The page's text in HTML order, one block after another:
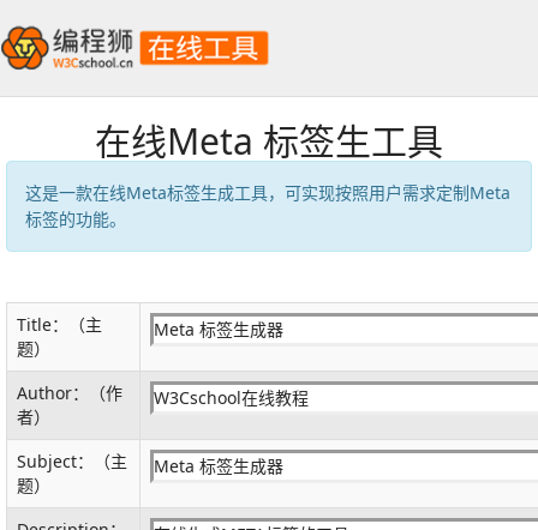
在线Meta 标签生工具
这是一款在线Meta标签生成工具，可实现按照用户需求定制Meta
标签的功能。
Title：（主
题）
Author：（作
者）
Subject：（主
题）